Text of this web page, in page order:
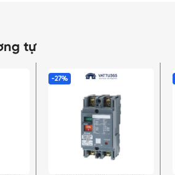
tự
-27%